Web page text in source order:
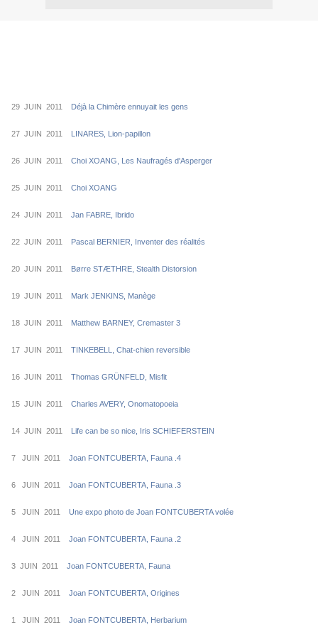
29 JUIN 2011 Déjà la Chimère ennuyait les gens
27 JUIN 2011 LINARES, Lion-papillon
26 JUIN 2011 Choi XOANG, Les Naufragés d'Asperger
25 JUIN 2011 Choi XOANG
24 JUIN 2011 Jan FABRE, Ibrido
22 JUIN 2011 Pascal BERNIER, Inventer des réalités
20 JUIN 2011 Børre STÆTHRE, Stealth Distorsion
19 JUIN 2011 Mark JENKINS, Manège
18 JUIN 2011 Matthew BARNEY, Cremaster 3
17 JUIN 2011 TINKEBELL, Chat-chien reversible
16 JUIN 2011 Thomas GRÜNFELD, Misfit
15 JUIN 2011 Charles AVERY, Onomatopoeia
14 JUIN 2011 Life can be so nice, Iris SCHIEFERSTEIN
7 JUIN 2011 Joan FONTCUBERTA, Fauna .4
6 JUIN 2011 Joan FONTCUBERTA, Fauna .3
5 JUIN 2011 Une expo photo de Joan FONTCUBERTA volée
4 JUIN 2011 Joan FONTCUBERTA, Fauna .2
3 JUIN 2011 Joan FONTCUBERTA, Fauna
2 JUIN 2011 Joan FONTCUBERTA, Origines
1 JUIN 2011 Joan FONTCUBERTA, Herbarium